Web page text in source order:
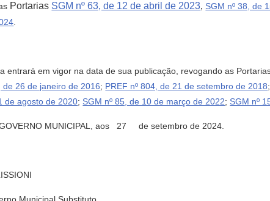
Portarias SGM nº 63, de 12 de abril de 2023, SGM nº 38, de
entrará em vigor na data de sua publicação, revogando as
de 26 de janeiro de 2016; PREF nº 804, de 21 de setembro de 2018;
de agosto de 2020; SGM nº 85, de 10 de março de 2022; SGM nº
GOVERNO MUNICIPAL, aos 27 de setembro de 2024.